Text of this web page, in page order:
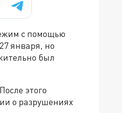
с помощью
января, но
был
этого
о разрушениях